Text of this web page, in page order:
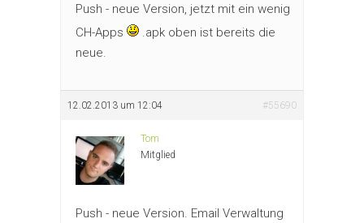
Push - neue Version, jetzt mit ein wenig
CH-Apps
.apk oben ist bereits die
neue.
12.02.2013 um 12:04 #55690
Tom
Mitglied
Push - neue Version. Email Verwaltung